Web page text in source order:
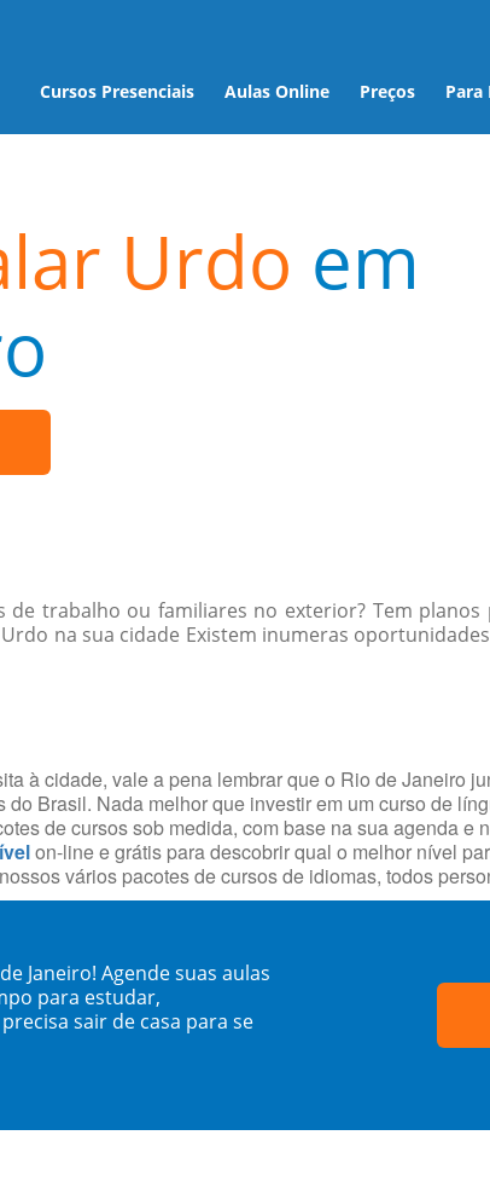
Cursos Presenciais Aulas Online Preços Para
Urdo em
de trabalho ou familiares no exterior? Tem
na sua cidade Existem inumeras
à cidade, vale a pena lembrar que o Rio de Janeiro
Brasil. Nada melhor que investir em um curso de
de cursos sob medida, com base na sua agenda e
on-line e grátis para descobrir qual o melhor nível
vários pacotes de cursos de idiomas, todos
Janeiro! Agende suas aulas
para estudar,
sair de casa para se